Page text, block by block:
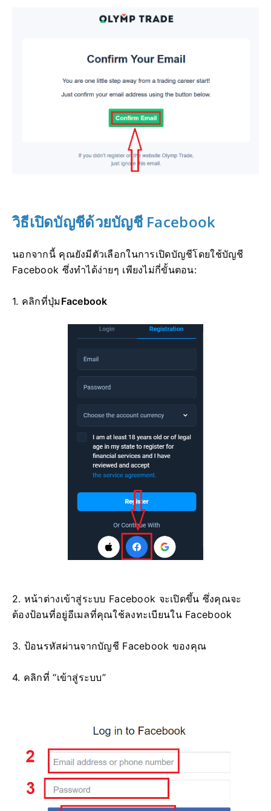
วิธีเปิดบัญชีด้วยบัญชี Facebook
นอกจากนี้ คุณยังมีตัวเลือกในการเปิดบัญชีโดยใช้บัญชี
Facebook ซึ่งทำได้ง่ายๆ เพียงไม่กี่ขั้นตอน:
1. คลิกที่ปุ่ม Facebook
2. หน้าต่างเข้าสู่ระบบ Facebook จะเปิดขึ้น ซึ่งคุณจะ
ต้องป้อนที่อยู่อีเมลที่คุณใช้ลงทะเบียนใน Facebook
3. ป้อนรหัสผ่านจากบัญชี Facebook ของคุณ
4. คลิกที่ “เข้าสู่ระบบ”